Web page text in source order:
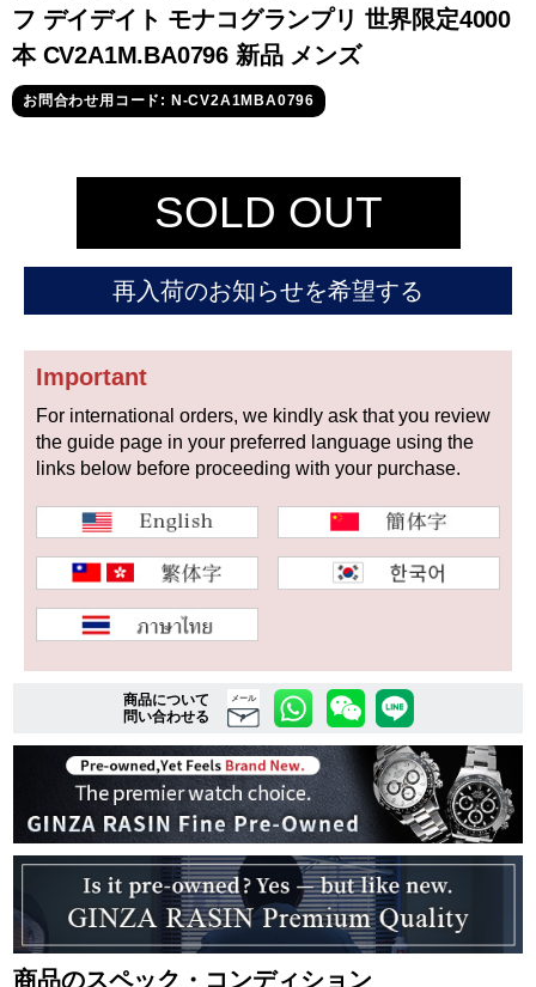
グランド
セイコー
オメガ IWC
ヴァシュロン
コンスタンタン
チューダー パネライ
商品の状態から探す
新品 未使用品
中古品 アンティーク品
WEB限定品 SALE
複数条件で商品を絞り込む
詳細検索はこちら
ご利用ガイド
GINZA RASINのプレミアムクオリティについて
送料・お支払方法
フ デイデイト モナコグランプリ 世界限定4000
本 CV2A1M.BA0796 新品 メンズ
お問合わせ用コード: N-CV2A1MBA0796
SOLD OUT
再入荷のお知らせを希望する
Important
For international orders, we kindly ask that you review
the guide page in your preferred language using the
links below before proceeding with your purchase.
商品について
問い合わせる
メール
商品のスペック・コンディション